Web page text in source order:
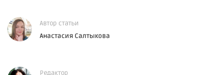
Автор статьи
Анастасия Салтыкова
Редактор